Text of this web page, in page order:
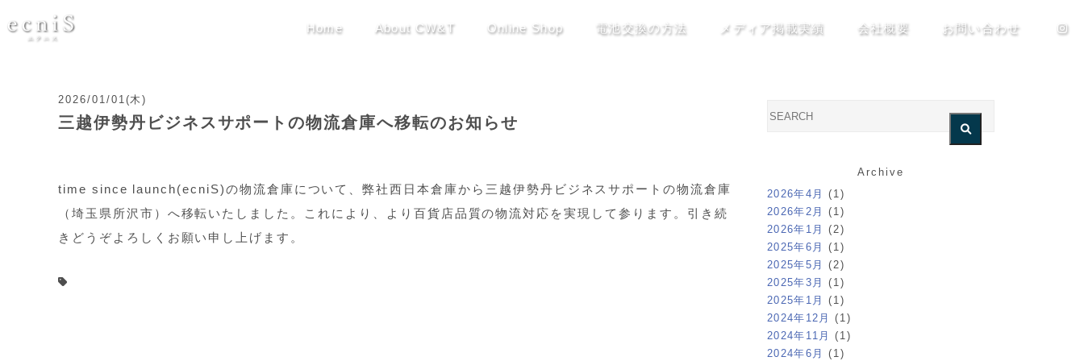
Home About CW&T Online Shop 電池交換の方法 メディア掲載実績 会社概要 お問い合わせ
2026/01/01(木)
三越伊勢丹ビジネスサポートの物流倉庫へ移転のお知らせ
time since launch(ecniS)の物流倉庫について、弊社西日本倉庫から三越伊勢丹ビジネスサポートの物流倉庫
（埼玉県所沢市）へ移転いたしました。これにより、より百貨店品質の物流対応を実現して参ります。引き続
きどうぞよろしくお願い申し上げます。
Archive
2026年4月
(1)
2026年2月
(1)
2026年1月
(2)
2025年6月
(1)
2025年5月
(2)
2025年3月
(1)
2025年1月
(1)
2024年12月
(1)
2024年11月
(1)
2024年6月
(1)